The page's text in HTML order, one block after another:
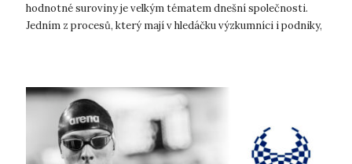
hodnotné suroviny je velkým tématem dnešní společnosti.
Jedním z procesů, který mají v hledáčku výzkumníci i podniky,